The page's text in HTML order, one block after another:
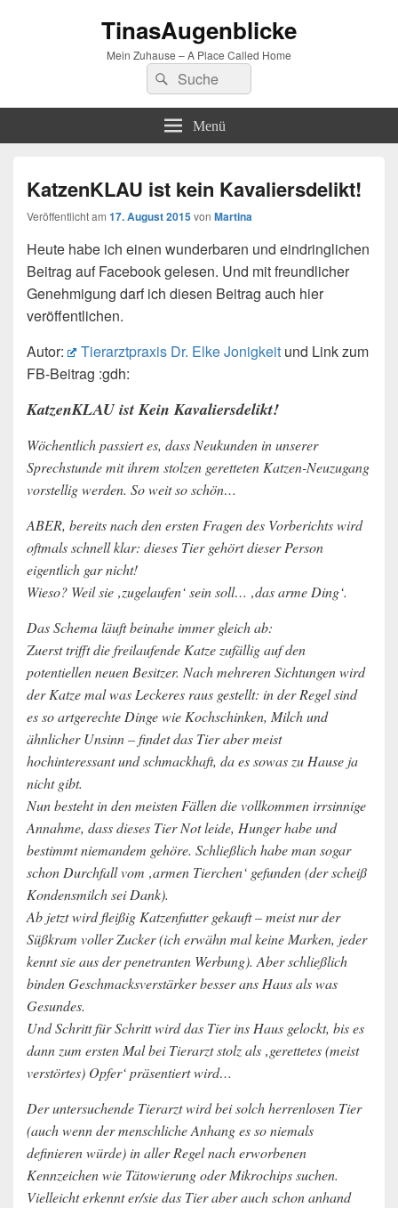
TinasAugenblicke
Mein Zuhause – A Place Called Home
Suchen
nach:
Suchen
Menü
KatzenKLAU ist kein Kavaliersdelikt!
Veröffentlicht am 17. August 2015von Martina
Heute habe ich einen wunderbaren und eindringlichen
Beitrag auf Facebook gelesen. Und mit freundlicher
Genehmigung darf ich diesen Beitrag auch hier
veröffentlichen.
Autor:
Tierarztpraxis Dr. Elke Jonigkeitund Link zum
FB-Beitrag :gdh:
KatzenKLAU ist Kein Kavaliersdelikt!
Wöchentlich passiert es, dass Neukunden in unserer
Sprechstunde mit ihrem stolzen geretteten Katzen-Neuzugang
vorstellig werden. So weit so schön…
ABER, bereits nach den ersten Fragen des Vorberichts wird
oftmals schnell klar: dieses Tier gehört dieser Person
eigentlich gar nicht!
Wieso? Weil sie ‚zugelaufen‘ sein soll… ‚das arme Ding‘.
Das Schema läuft beinahe immer gleich ab:
Zuerst trifft die freilaufende Katze zufällig auf den
potentiellen neuen Besitzer. Nach mehreren Sichtungen wird
der Katze mal was Leckeres raus gestellt: in der Regel sind
es so artgerechte Dinge wie Kochschinken, Milch und
ähnlicher Unsinn – findet das Tier aber meist
hochinteressant und schmackhaft, da es sowas zu Hause ja
nicht gibt.
Nun besteht in den meisten Fällen die vollkommen irrsinnige
Annahme, dass dieses Tier Not leide, Hunger habe und
bestimmt niemandem gehöre. Schließlich habe man sogar
schon Durchfall vom ‚armen Tierchen‘ gefunden (der scheiß
Kondensmilch sei Dank).
Ab jetzt wird fleißig Katzenfutter gekauft – meist nur der
Süßkram voller Zucker (ich erwähn mal keine Marken, jeder
kennt sie aus der penetranten Werbung). Aber schließlich
binden Geschmacksverstärker besser ans Haus als was
Gesundes.
Und Schritt für Schritt wird das Tier ins Haus gelockt, bis es
dann zum ersten Mal bei Tierarzt stolz als ‚gerettetes (meist
verstörtes) Opfer‘ präsentiert wird…
Der untersuchende Tierarzt wird bei solch herrenlosen Tier
(auch wenn der menschliche Anhang es so niemals
definieren würde) in aller Regel nach erworbenen
Kennzeichen wie Tätowierung oder Mikrochips suchen.
Vielleicht erkennt er/sie das Tier aber auch schon anhand